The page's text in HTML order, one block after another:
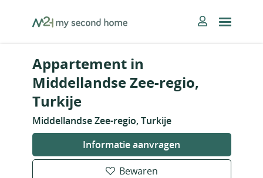
MySecondHome
Appartement in
Middellandse Zee-regio,
Turkije
Middellandse Zee-regio, Turkije
Informatie aanvragen
Bewaren